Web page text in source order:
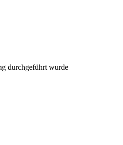
durchgeführt wurde